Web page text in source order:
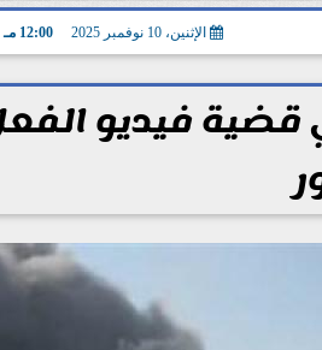
الإثنين، 10 نوفمبر 2025 12:00 مـ
قضية فيديو